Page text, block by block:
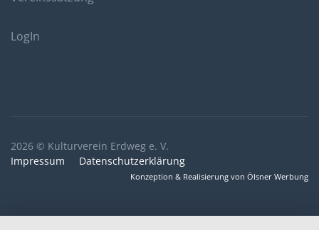
LogIn
2026 © Kulturverein Erdweg e. V.
Impressum
Datenschutzerklärung
Konzeption & Realisierung von Ölsner Werbung